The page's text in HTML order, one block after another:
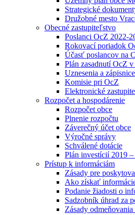
Strategické
Družobné mesto
Obecné zastupiteľstvo
Poslanci OcZ 2022-
Rokovací poriadok
Účasť poslancov na
Plán zasadnutí OcZ
Uznesenia a
Komisie pri OcZ
Elektronické
Rozpočet a hospodárenie
Rozpočet obce
Plnenie rozpočtu
Záverečný účet obce
Výročné správy
Schválené dotácie
Plán investícií 2019 –
Prístup k informáciám
Zásady pre
Ako získať
Podanie žiadosti o
Sadzobník úhrad za
Zásady